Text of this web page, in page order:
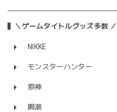
＼ゲームタイトルグッズ多数 ／
NIKKE
モンスターハンター
原神
鳴潮